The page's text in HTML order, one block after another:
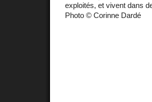
exploités, et vivent dans
Photo © Corinne Dardé